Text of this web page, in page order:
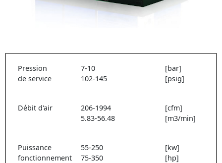
Pression
de service
7-10
102-145
[bar]
[psig]
Débit d'air
206-1994
5.83-56.48
[cfm]
[m3/min]
Puissance
fonctionnement
55-250
75-350
[kw]
[hp]